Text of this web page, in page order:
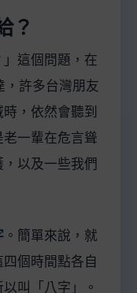
？
這個問題，在
，許多台灣朋友
時，依然會聽到
老一輩在危言聳
，以及一些我們
。簡單來說，就
個時間點各自
叫「八字」。